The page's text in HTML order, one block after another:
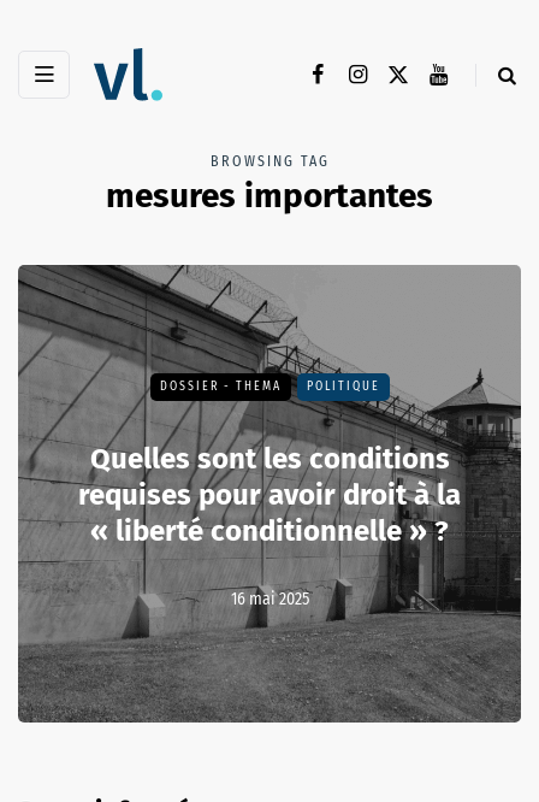
BROWSING TAG
mesures importantes
DOSSIER - THEMA POLITIQUE
Quelles sont les conditions
requises pour avoir droit à la
« liberté conditionnelle » ?
16 mai 2025